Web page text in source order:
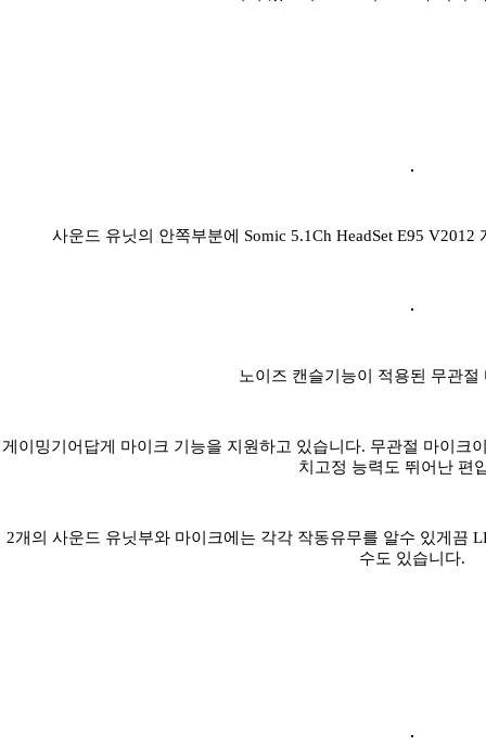
사운드 유닛의 안쪽부분에 Somic 5.1Ch HeadSet E95
노이즈 캔슬기능이 적용된 무관절
게이밍기어답게 마이크 기능을 지원하고 있습니다. 무관절 마이크
치고정 능력도 뛰어난 편
2개의 사운드 유닛부와 마이크에는 각각 작동유무를 알수 있게끔
수도 있습니다.